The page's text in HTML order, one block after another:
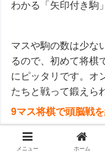
わかる「矢印付き駒
マスや駒の数は少な
るので、初めて将棋
にピッタリです。オ
たちと戦って鍛えら
9マス将棋で頭脳戦
メニュー ホーム